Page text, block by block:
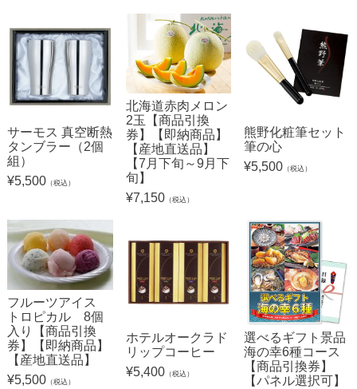
サーモス 真空断熱
タンブラー（2個
組）
¥5,500（税込）
北海道赤肉メロン
2玉【商品引換
券】【即納商品】
【産地直送品】
【7月下旬～9月下
旬】
¥7,150（税込）
熊野化粧筆セット
筆の心
¥5,500 （税込）
フルーツアイス
トロピカル 8個
入り【商品引換
券】【即納商品】
【産地直送品】
¥5,500（税込）
ホテルオークラド
リップコーヒー
¥5,400（税込）
選べるギフト景品
海の幸6種コース
【商品引換券】
【パネル選択可】